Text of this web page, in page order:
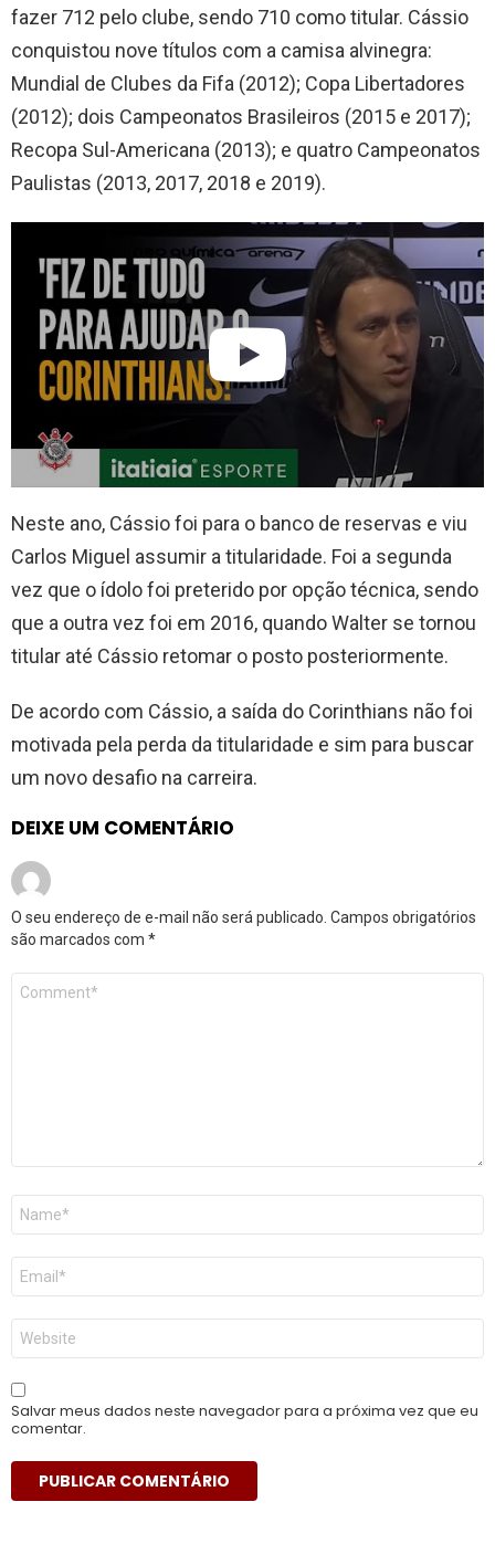
fazer 712 pelo clube, sendo 710 como titular. Cássio
conquistou nove títulos com a camisa alvinegra:
Mundial de Clubes da Fifa (2012); Copa Libertadores
(2012); dois Campeonatos Brasileiros (2015 e 2017);
Recopa Sul-Americana (2013); e quatro Campeonatos
Paulistas (2013, 2017, 2018 e 2019).
Neste ano, Cássio foi para o banco de reservas e viu
Carlos Miguel assumir a titularidade. Foi a segunda
vez que o ídolo foi preterido por opção técnica, sendo
que a outra vez foi em 2016, quando Walter se tornou
titular até Cássio retomar o posto posteriormente.
De acordo com Cássio, a saída do Corinthians não foi
motivada pela perda da titularidade e sim para buscar
um novo desafio na carreira.
DEIXE UM COMENTÁRIO
O seu endereço de e-mail não será publicado. Campos obrigatórios
são marcados com *
Comentário
Nome
E-
mail
*
Site
Salvar meus dados neste navegador para a próxima vez que eu
comentar.